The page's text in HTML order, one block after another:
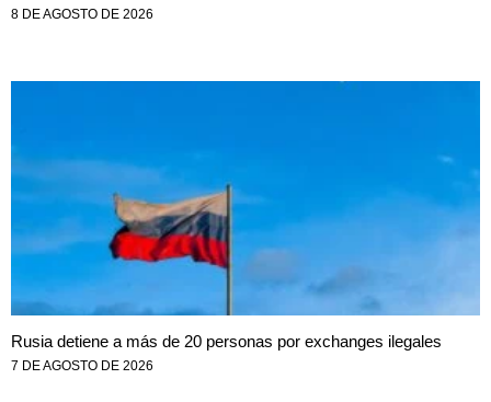
8 DE AGOSTO DE 2026
Rusia detiene a más de 20 personas por exchanges ilegales
7 DE AGOSTO DE 2026